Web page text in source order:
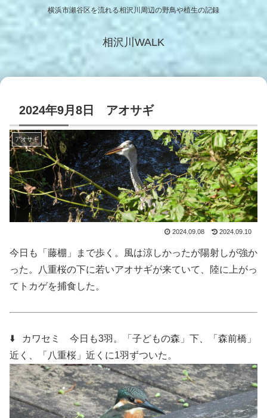
横浜市瀬谷区を流れる相沢川周辺の野鳥や植生の記録
相沢川WALK
2024年9月8日 アオサギ
アオサギ
2024.09.08 2024.09.10
今日も「藤棚」まで歩く。風は涼しかったが陽射しが強か
った。八重桜の下に若いアオサギが来ていて、陸に上がっ
てトカゲを捕食した。
⬇️ カワセミ 今日も3羽。「子どもの森」下、「森前橋」
近く、「八重桜」近くに1羽ずついた。